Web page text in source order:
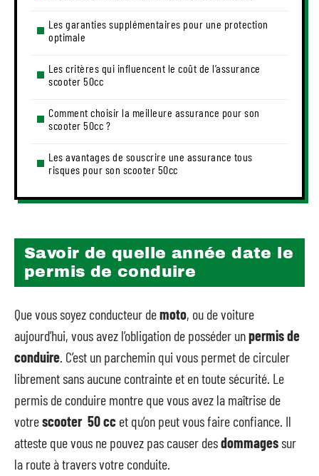
Les garanties supplémentaires pour une protection
optimale
Les critères qui influencent le coût de l’assurance
scooter 50cc
Comment choisir la meilleure assurance pour son
scooter 50cc ?
Les avantages de souscrire une assurance tous
risques pour son scooter 50cc
Savoir de quelle année date le
permis de conduire
Que vous soyez conducteur demoto, ou de voiture
aujourd’hui, vous avez l’obligation de posséder unpermis de
conduire . C’est un parchemin qui vous permet de circuler
librement sans aucune contrainte et en toute sécurité. Le
permis de conduire montre que vous avez la maîtrise de
votrescooter 50 cc et qu’on peut vous faire confiance. Il
atteste que vous ne pouvez pas causer desdommagessur
la route à travers votre conduite.